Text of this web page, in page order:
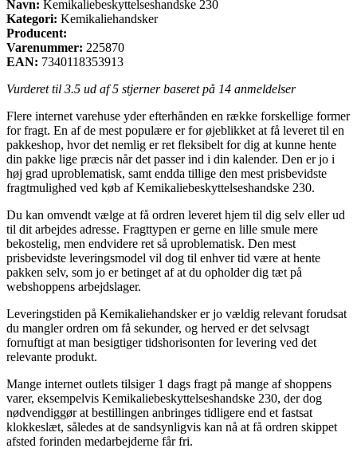
Navn: Kemikaliebeskyttelseshandske 230
Kategori: Kemikaliehandsker
Producent:
Varenummer: 225870
EAN: 7340118353913
Vurderet til 3.5 ud af 5 stjerner baseret på 14 anmeldelser
Flere internet varehuse yder efterhånden en række forskellige former
for fragt. En af de mest populære er for øjeblikket at få leveret til en
pakkeshop, hvor det nemlig er ret fleksibelt for dig at kunne hente
din pakke lige præcis når det passer ind i din kalender. Den er jo i
høj grad uproblematisk, samt endda tillige den mest prisbevidste
fragtmulighed ved køb af Kemikaliebeskyttelseshandske 230.
Du kan omvendt vælge at få ordren leveret hjem til dig selv eller ud
til dit arbejdes adresse. Fragttypen er gerne en lille smule mere
bekostelig, men endvidere ret så uproblematisk. Den mest
prisbevidste leveringsmodel vil dog til enhver tid være at hente
pakken selv, som jo er betinget af at du opholder dig tæt på
webshoppens arbejdslager.
Leveringstiden på Kemikaliehandsker er jo vældig relevant forudsat
du mangler ordren om få sekunder, og herved er det selvsagt
fornuftigt at man besigtiger tidshorisonten for levering ved det
relevante produkt.
Mange internet outlets tilsiger 1 dags fragt på mange af shoppens
varer, eksempelvis Kemikaliebeskyttelseshandske 230, der dog
nødvendiggør at bestillingen anbringes tidligere end et fastsat
klokkeslæt, således at de sandsynligvis kan nå at få ordren skippet
afsted forinden medarbejderne får fri.